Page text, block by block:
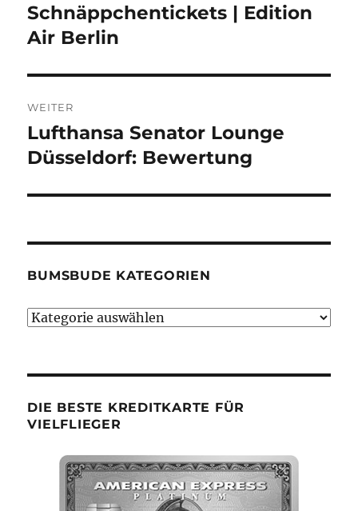
Beitrag:
Schnäppchentickets | Edition
Air Berlin
WEITER
Nächster
Beitrag:
Lufthansa Senator Lounge
Düsseldorf: Bewertung
BUMSBUDE KATEGORIEN
Bumsbude
DIE BESTE KREDITKARTE FÜR
VIELFLIEGER